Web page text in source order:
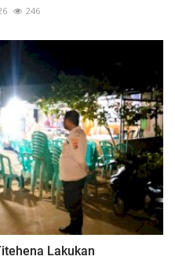
246
Lakukan